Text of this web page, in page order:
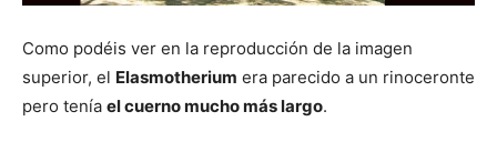
Como podéis ver en la reproducción de la imagen
superior, el Elasmotherium era parecido a un rinoceronte
pero tenía el cuerno mucho más largo.